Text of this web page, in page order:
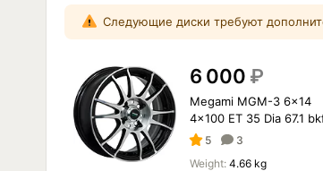
Следующие диски требуют
6 000 ₽
Megami MGM-3 6x14
4x100 ET 35 Dia 67.1
5
3
Weight: 4.66 kg